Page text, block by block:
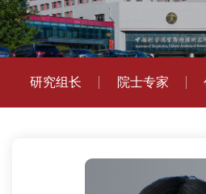
研究组长 院士专家